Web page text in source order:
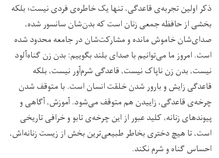
ذکر اولین تجربه‌ی قاعدگی، تنها یک خاطره‌ی فردی نیست؛ بلکه
بخشی از حافظه جمعی زنان است که بدن‌شان سانسور شده،
صدای‌شان خاموش مانده و مشارکت‌شان در جامعه محدود شده
است. امروز ما می‌توانیم با صدای بلند بگوییم: بدن زن گناه‌آلود
نیست، بدن زن ناپاک نیست، قاعدگی شرم‌آور نیست، بلکه
قاعدگی زایش و بارور شدن خلقت انسان است. با متوقف شدن
چرخه‌ی قاعدگی، زاییدن هم متوقف می‌شود. آموزش، آگاهی و
پیوندهای زنانه، کلید عبور از این چرخه‌ی تابو و خرافی تاریخی
است، تا هیچ دختری بخاطر طبیعی‌ترین بخش از زیست زنانه‌اش،
احساس گناه و شرم نکند.